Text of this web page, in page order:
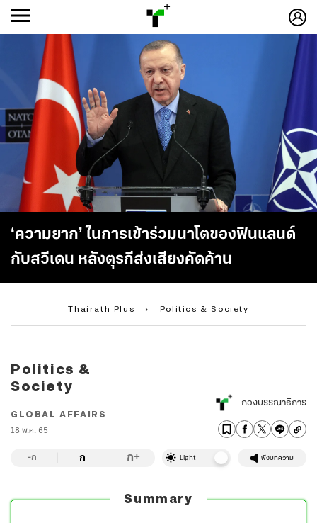
‘ความยาก’ ในการเข้าร่วมนาโตของฟินแลนด์
กับสวีเดน หลังตุรกีส่งเสียงคัดค้าน
Thairath Plus › Politics & Society
-ก
Politics &
Society
GLOBAL AFFAIRS
18 พ.ค. 65
กองบรรณาธิการ
-ก ก ก+ Light ฟังบทความ
Summary